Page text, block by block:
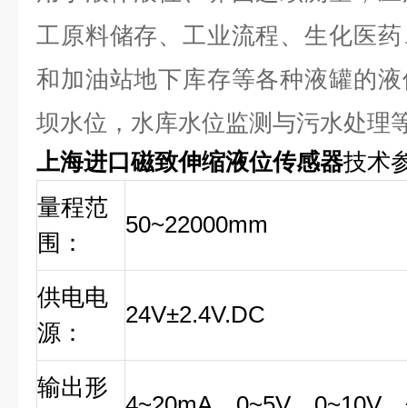
工原料储存、工业流程、生化医
和加油站地下库存等各种液罐的
坝水位，水库水位监测与污水处理
上海进口磁致伸缩液位传感器技术
量程范
围：
50~22000mm
供电电
源：
24V±2.4V.DC
输出形